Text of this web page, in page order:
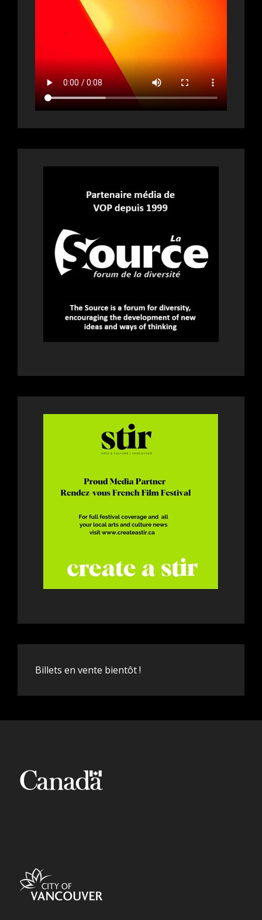
Billets en vente bientôt !